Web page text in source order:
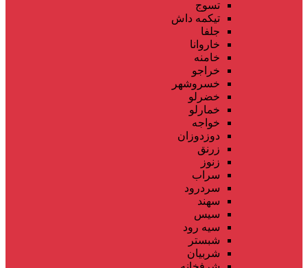
تسوج
تیکمه داش
جلفا
خاروانا
خامنه
خراجو
خسروشهر
خضرلو
خمارلو
خواجه
دوزدوزان
زرنق
زنوز
سراب
سردرود
سهند
سیس
سیه رود
شبستر
شربیان